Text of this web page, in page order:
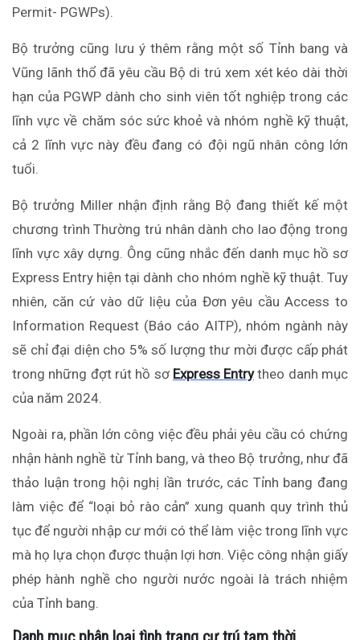
Permit- PGWPs).
Bộ trưởng cũng lưu ý thêm rằng một số Tỉnh bang và
Vũng lãnh thổ đã yêu cầu Bộ di trú xem xét kéo dài thời
hạn của PGWP dành cho sinh viên tốt nghiệp trong các
lĩnh vực về chăm sóc sức khoẻ và nhóm nghề kỹ thuật,
cả 2 lĩnh vực này đều đang có đội ngũ nhân công lớn
tuổi.
Bộ trưởng Miller nhận định rằng Bộ đang thiết kế một
chương trình Thường trú nhân dành cho lao động trong
lĩnh vực xây dựng. Ông cũng nhắc đến danh mục hồ sơ
Express Entry hiện tại dành cho nhóm nghề kỹ thuật. Tuy
nhiên, căn cứ vào dữ liệu của Đơn yêu cầu Access to
Information Request (Báo cáo AITP), nhóm ngành này
sẽ chỉ đại diện cho 5% số lượng thư mời được cấp phát
trong những đợt rút hồ sơ Express Entrytheo danh mục
của năm 2024.
Ngoài ra, phần lớn công việc đều phải yêu cầu có chứng
nhận hành nghề từ Tỉnh bang, và theo Bộ trưởng, như đã
thảo luận trong hội nghị lần trước, các Tỉnh bang đang
làm việc để “loại bỏ rào cản” xung quanh quy trình thủ
tục để người nhập cư mới có thể làm việc trong lĩnh vực
mà họ lựa chọn được thuận lợi hơn. Việc công nhận giấy
phép hành nghề cho người nước ngoài là trách nhiệm
của Tỉnh bang.